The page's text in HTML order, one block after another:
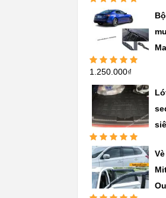
Được xếp
hạng5.005
sao
Được xếp
sao
1.250.000₫
Được xếp
hạng5.005
sao